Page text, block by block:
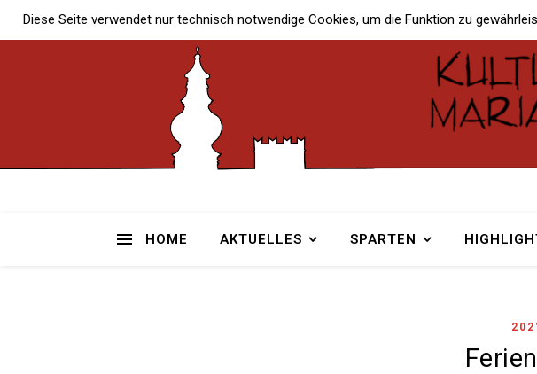
HOME AKTUELLES SPARTEN
Diese Seite verwendet nur technisch notwendige Cookies, um die Funktion zu